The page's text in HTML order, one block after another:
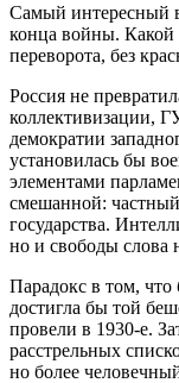
Самый интересный
конца войны. Какой
переворота, без
Россия не
коллективизации,
демократии
установилась бы
элементами
смешанной:
государства.
но и свободы слова
Парадокс в том, что
достигла бы той
провели в 1930-е.
расстрельных
но более